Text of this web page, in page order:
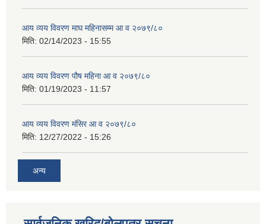
आय व्यय विवरण माघ महिनासम्म आ व २०७९/८०
मिति: 02/14/2023 - 15:55
आय व्यय विवरण पौष महिना आ व २०७९/८०
मिति: 01/19/2023 - 11:57
आय व्यय विवरण मंसिर आ व २०७९/८०
मिति: 12/27/2022 - 15:26
अन्य